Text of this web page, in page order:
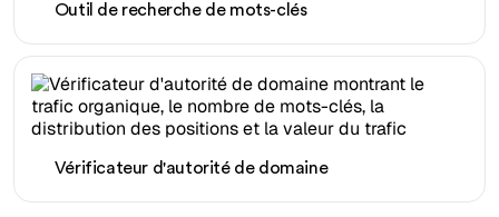
Outil de recherche de mots-clés
Vérificateur d'autorité de domaine